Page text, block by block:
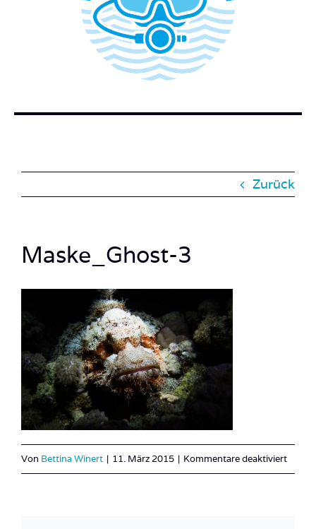
WER STECKT HINTER DEM TAUCHERBLOG?
BUCH BESTELLEN
Zurück
Maske_Ghost-3
Von Bettina Winert | 11. März 2015 | Kommentare deaktiviertfür